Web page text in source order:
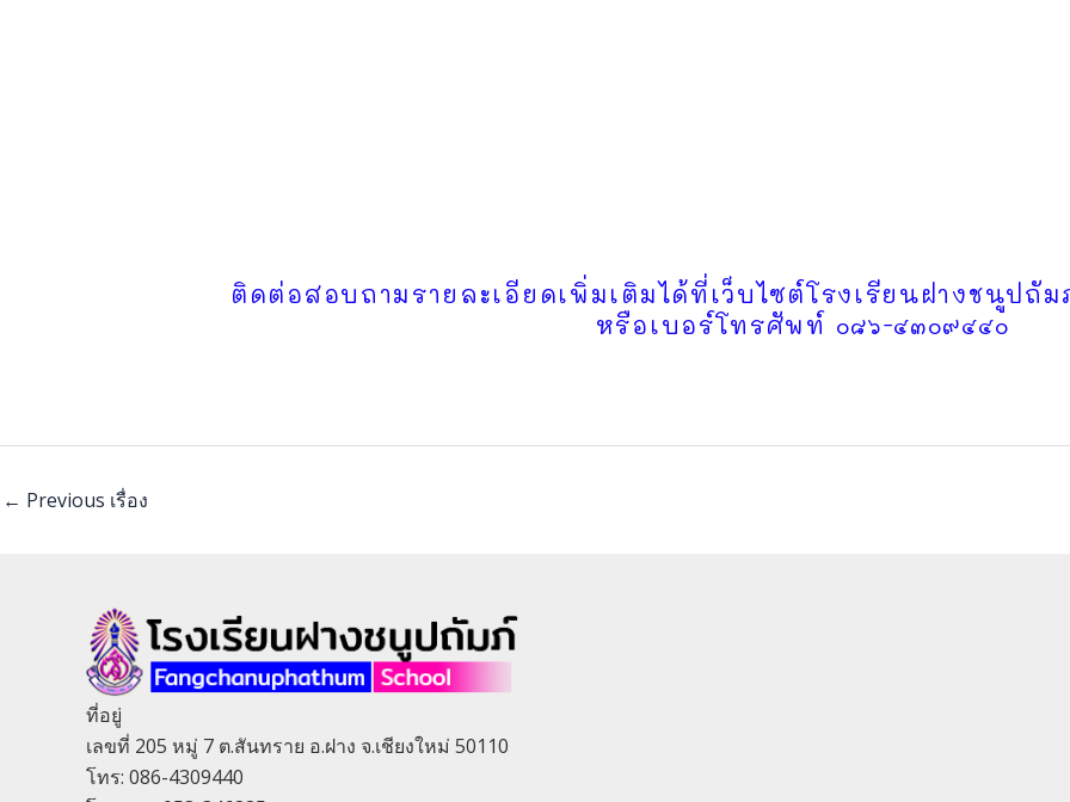
ติดต่อสอบถามรายละเอียดเพิ่มเติมได้ที่เว็บไซต์โรงเรียนฝางชนูปถั
หรือเบอร์โทรศัพท์ ๐๘๖-๔๓๐๙๔๔๐
← Previous เรื่อง
ที่อยู่
เลขที่ 205 หมู่ 7 ต.สันทราย อ.ฝาง จ.เชียงใหม่ 50110
โทร: 086-4309440